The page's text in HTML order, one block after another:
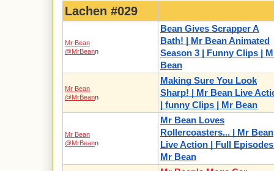
Lachen #029
Mr Bean
@MrBeann
Bean Gives Scrapper A
Bath! | Mr Bean Animated
Season 3 | Funny Clips |
Bean
Mr Bean
@MrBeann
Making Sure You Look
Sharp! | Mr Bean Live
| funny Clips | Mr Bean
Mr Bean
@MrBeann
Mr Bean Loves
Rollercoasters... | Mr Bean
Live Action | Full
Mr Bean